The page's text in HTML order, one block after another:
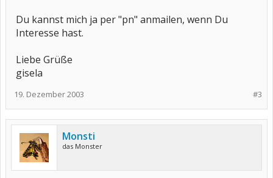
Du kannst mich ja per "pn" anmailen, wenn Du
Interesse hast.
Liebe Grüße
gisela
#3
19. Dezember 2003
Monsti
das Monster